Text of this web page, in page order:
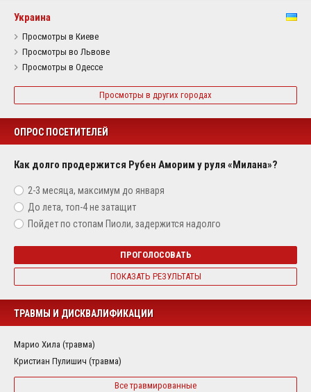
Украина
Просмотры в Киеве
Просмотры во Львове
Просмотры в Одессе
Просмотры в других городах
ОПРОС ПОСЕТИТЕЛЕЙ
Как долго продержится Рубен Аморим у руля «Милана»?
2-3 месяца, максимум до января
До лета, топ-4 не затащит
Пойдет по стопам Пиоли, задержится надолго
ПРОГОЛОСОВАТЬ
ПОКАЗАТЬ РЕЗУЛЬТАТЫ
ТРАВМЫ И ДИСКВАЛИФИКАЦИИ
Марио Хила (травма)
Кристиан Пулишич (травма)
Все травмированные